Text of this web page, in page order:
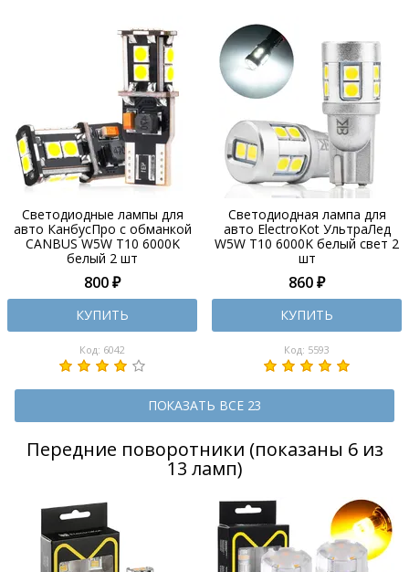
Светодиодные лампы для
авто КанбусПро с обманкой
CANBUS W5W T10 6000K
белый 2 шт
800 ₽
КУПИТЬ
Код: 6042
Светодиодная лампа для
авто ElectroKot УльтраЛед
W5W T10 6000K белый свет 2
шт
860 ₽
КУПИТЬ
Код: 5593
ПОКАЗАТЬ ВСЕ 23
Передние поворотники (показаны 6 из
13 ламп)